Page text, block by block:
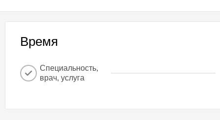
Время
Специальность,
врач, услуга